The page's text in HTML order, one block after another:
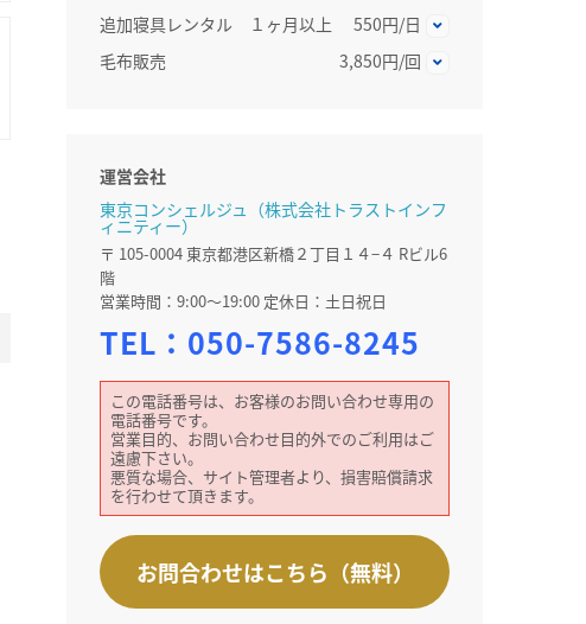
追加寝具レンタル １ヶ月以上
550円/日
毛布販売
3,850円/回
運営会社
東京コンシェルジュ（株式会社トラストインフ
ィニティー）
〒 105-0004 東京都港区新橋２丁目１４−４ Rビル6
階
営業時間：9:00～19:00 定休日：土日祝日
TEL： 050-7586-8245
この電話番号は、お客様のお問い合わせ専用の
電話番号です。
営業目的、お問い合わせ目的外でのご利用はご
遠慮下さい。
悪質な場合、サイト管理者より、損害賠償請求
を行わせて頂きます。
お問合わせはこちら（無料）